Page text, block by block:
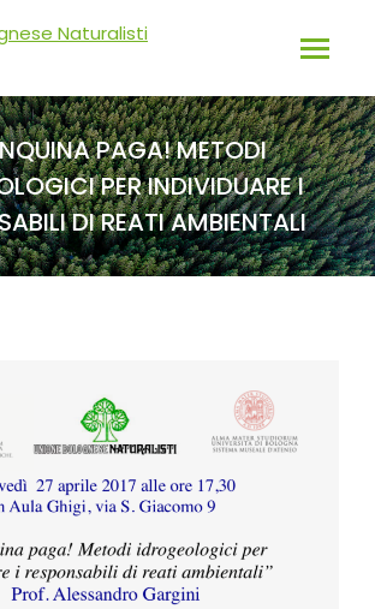
PAGA! METODI
PER INDIVIDUARE I
DI REATI AMBIENTALI